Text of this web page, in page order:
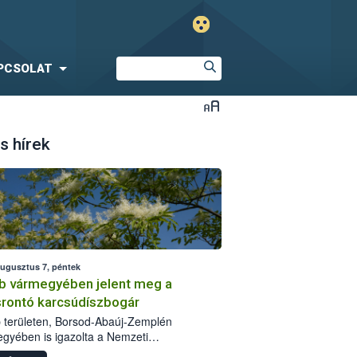
hírek
7, péntek
vármegyében jelent meg a
karcsúdíszbogár
területen, Borsod-Abaúj-Zemplén
is igazolta a Nemzeti
biztonsági Hivatal (Nébih) a